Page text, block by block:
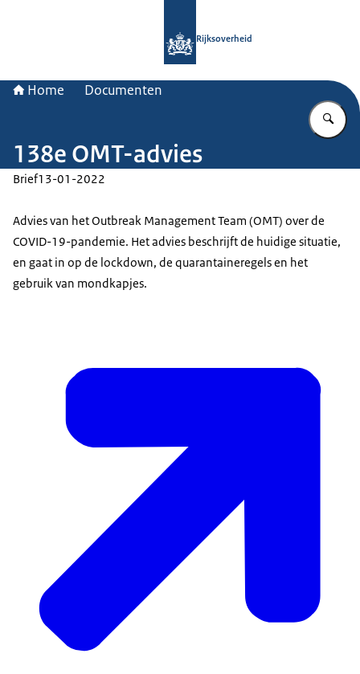
Rijksoverheid
Home Documenten
138e OMT-advies
Brief13-01-2022
Advies van hetOutbreak Management Team (OMT) over de
COVID-19-pandemie. Het advies beschrijft de huidige situatie,
en gaat in op de lockdown, de quarantaineregels en het
gebruik van mondkapjes.